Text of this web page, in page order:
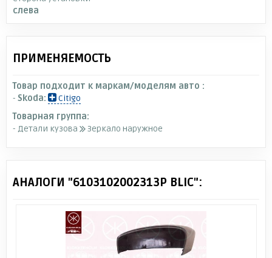
слева
ПРИМЕНЯЕМОСТЬ
Товар подходит к маркам/моделям авто :
- Skoda:
Citigo
Товарная группа:
- Детали кузова
Зеркало наружное
АНАЛОГИ "6103102002313P BLIC":